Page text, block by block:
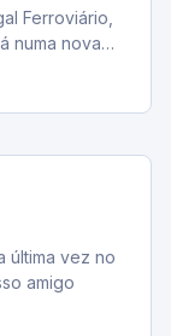
Ferroviário,
numa nova…
última vez no
amigo